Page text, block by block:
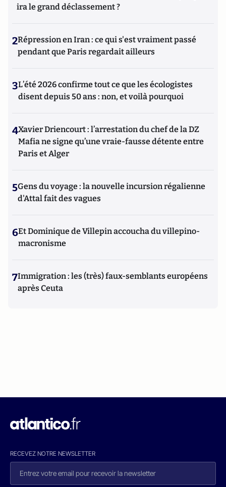
ira le grand déclassement ?
2Répression en Iran : ce qui s'est vraiment passé
pendant que Paris regardait ailleurs
3L’été 2026 confirme tout ce que les écologistes
disent depuis 50 ans : non, et voilà pourquoi
4Xavier Driencourt : l’arrestation du chef de la DZ
Mafia ne signe qu’une vraie-fausse détente entre
Paris et Alger
5Gens du voyage : la nouvelle incursion régalienne
d'Attal fait des vagues
6Et Dominique de Villepin accoucha du villepino-
macronisme
7Immigration : les (très) faux-semblants européens
après Ceuta
RECEVEZ NOTRE NEWSLETTER